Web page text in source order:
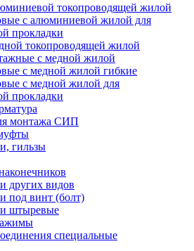
токопроводящей жилой
с алюминиевой жилой для
прокладки
токопроводящей жилой
с медной жилой
с медной жилой гибкие
с медной жилой для
прокладки
монтажа СИП
гильзы
других видов
под винт (болт)
штыревые
специальные